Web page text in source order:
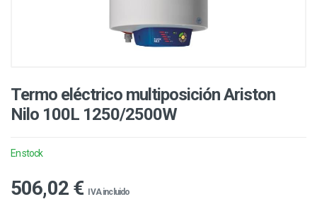
Termo eléctrico multiposición Ariston
Nilo 100L 1250/2500W
En stock
506,02 € IVA incluido